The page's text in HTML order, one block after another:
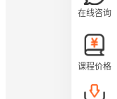
在线咨询
课程价格